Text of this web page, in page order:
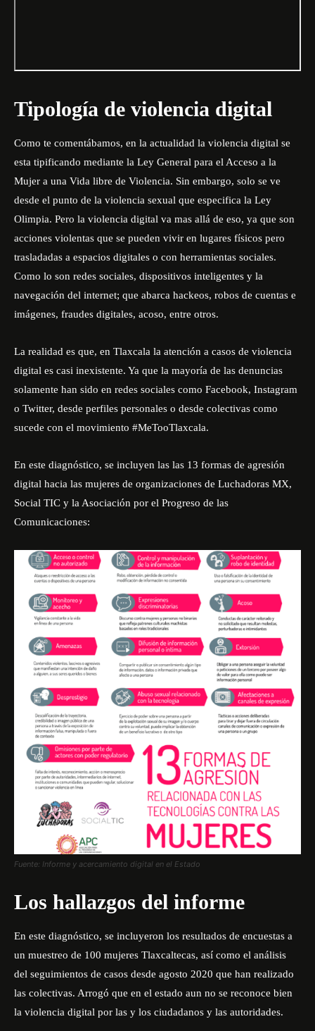
Tipología de violencia digital
Como te comentábamos, en la actualidad la violencia digital se
esta tipificando mediante la Ley General para el Acceso a la
Mujer a una Vida libre de Violencia. Sin embargo, solo se ve
desde el punto de la violencia sexual que especifica la Ley
Olimpia. Pero la violencia digital va mas allá de eso, ya que son
acciones violentas que se pueden vivir en lugares físicos pero
trasladadas a espacios digitales o con herramientas sociales.
Como lo son redes sociales, dispositivos inteligentes y la
navegación del internet; que abarca hackeos, robos de cuentas e
imágenes, fraudes digitales, acoso, entre otros.
La realidad es que, en Tlaxcala la atención a casos de violencia
digital es casi inexistente. Ya que la mayoría de las denuncias
solamente han sido en redes sociales como Facebook, Instagram
o Twitter, desde perfiles personales o desde colectivas como
sucede con el movimiento #MeTooTlaxcala.
En este diagnóstico, se incluyen las las 13 formas de agresión
digital hacia las mujeres de organizaciones de Luchadoras MX,
Social TIC y la Asociación por el Progreso de las
Comunicaciones:
Fuente: Informe y acercamiento digital en el Estado
Los hallazgos del informe
En este diagnóstico, se incluyeron los resultados de encuestas a
un muestreo de 100 mujeres Tlaxcaltecas, así como el análisis
del seguimientos de casos desde agosto 2020 que han realizado
las colectivas. Arrogó que en el estado aun no se reconoce bien
la violencia digital por las y los ciudadanos y las autoridades.